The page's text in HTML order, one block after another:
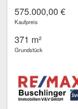
575.000,00 €
Kaufpreis
371 m²
Grundstück